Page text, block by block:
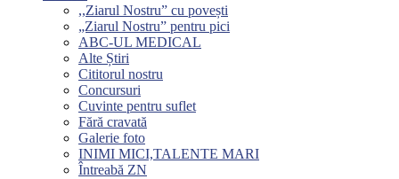
,,Ziarul Nostru” cu povești
„Ziarul Nostru” pentru pici
ABC-UL MEDICAL
Alte Știri
Cititorul nostru
Concursuri
Cuvinte pentru suflet
Fără cravată
Galerie foto
INIMI MICI,TALENTE MARI
Întreabă ZN